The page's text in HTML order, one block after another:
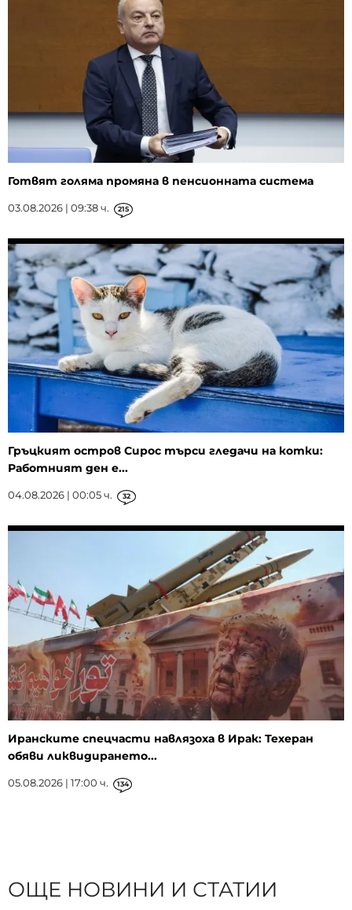
Готвят голяма промяна в пенсионната система
03.08.2026 | 09:38 ч. 215
Гръцкият остров Сирос търси гледачи на котки:
Работният ден е...
04.08.2026 | 00:05 ч. 32
Иранските спецчасти навлязоха в Ирак: Техеран
обяви ликвидирането...
05.08.2026 | 17:00 ч. 134
ОЩЕ НОВИНИ И СТАТИИ